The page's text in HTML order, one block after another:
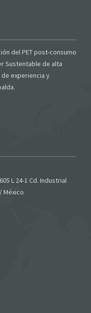
del PET post-consumo
Sustentable de alta
de experiencia y
L 24-1 Cd. Industrial
México